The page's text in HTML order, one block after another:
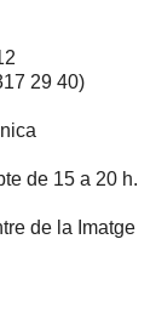
29 40)
de 15 a 20 h.
de la Imatge